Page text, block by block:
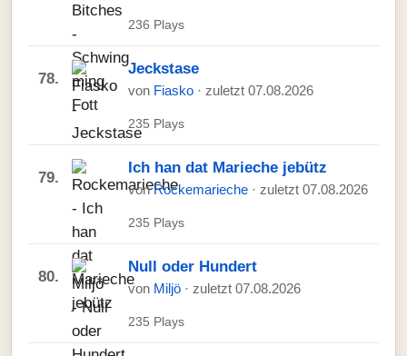
236 Plays
78.
Jeckstase
von Fiasko · zuletzt 07.08.2026
235 Plays
79.
Ich han dat Marieche jebütz
vonRockemarieche · zuletzt 07.08.2026
235 Plays
80.
Null oder Hundert
von Miljö · zuletzt 07.08.2026
235 Plays